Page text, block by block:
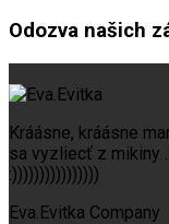
Odozva našich
Kráásne, kráásne
sa vyzliecť z mikiny
:))))))))))))))))
Eva.Evitka Company